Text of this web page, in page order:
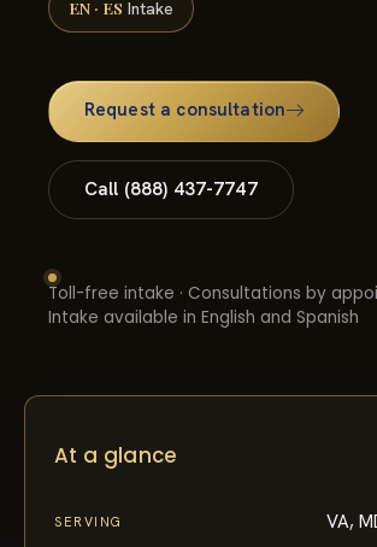
Request a consultation
Call (888) 437-7747
Toll-free intake · Consultations by
Intake available in English and Spanish
At a glance
VA,